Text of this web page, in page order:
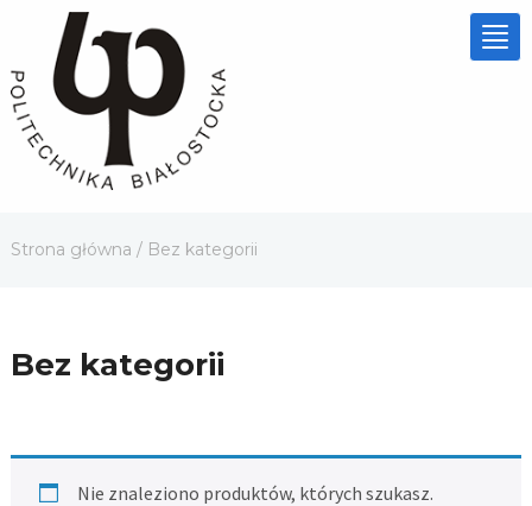
Strona główna / Bez kategorii
Bez kategorii
Nie znaleziono produktów, których szukasz.